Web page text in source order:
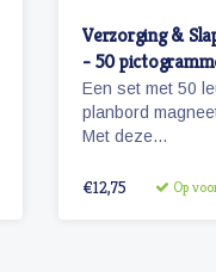
Verzorging &
- 50
(meisje)
Een set met 50
planbord
Met deze
je bijvoorbeeld
€12,75 Op